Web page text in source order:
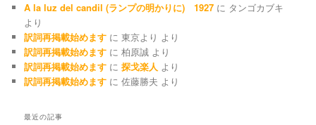
A la luz del candil (ランプの明かりに) 1927 に タンゴカブキ
より
訳詞再掲載始めます に東京より より
訳詞再掲載始めます に柏原誠 より
訳詞再掲載始めます に探戈楽人 より
訳詞再掲載始めます に佐藤勝夫 より
最近の記事